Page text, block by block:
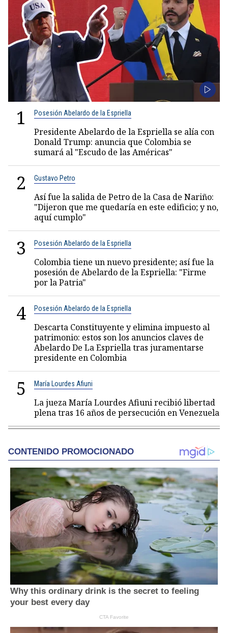
1 Posesión Abelardo de la Espriella
Presidente Abelardo de la Espriella se alía con
Donald Trump: anuncia que Colombia se
sumará al "Escudo de las Américas"
2 Gustavo Petro
Así fue la salida de Petro de la Casa de Nariño:
"Dijeron que me quedaría en este edificio; y no,
aquí cumplo"
3 Posesión Abelardo de la Espriella
Colombia tiene un nuevo presidente; así fue la
posesión de Abelardo de la Espriella: "Firme
por la Patria"
4 Posesión Abelardo de la Espriella
Descarta Constituyente y elimina impuesto al
patrimonio: estos son los anuncios claves de
Abelardo De La Espriella tras juramentarse
presidente en Colombia
5 María Lourdes Afiuni
La jueza María Lourdes Afiuni recibió libertad
plena tras 16 años de persecución en Venezuela